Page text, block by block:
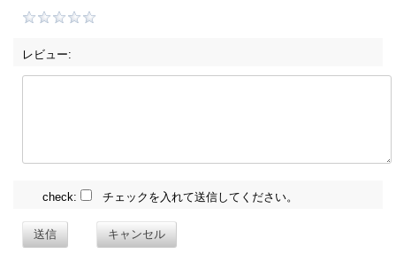
レビュー:
check: チェックを入れて送信してください。
送信 キャンセル